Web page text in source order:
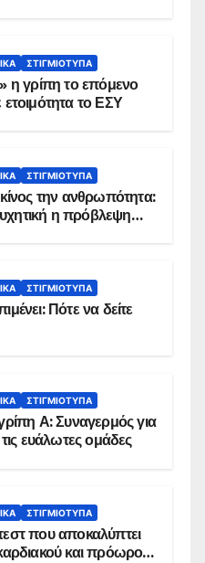
ΣΤΙΓΜΙΌΤΥΠΑ
η γρίπη το επόμενο
το ΕΣΥ
ΣΤΙΓΜΙΌΤΥΠΑ
την ανθρωπότητα:
η πρόβλεψη…
ΣΤΙΓΜΙΌΤΥΠΑ
Πότε να δείτε
ΣΤΙΓΜΙΌΤΥΠΑ
Α: Συναγερμός για
τις ευάλωτες ομάδες
ΣΤΙΓΜΙΌΤΥΠΑ
που αποκαλύπτει
και πρόωρου